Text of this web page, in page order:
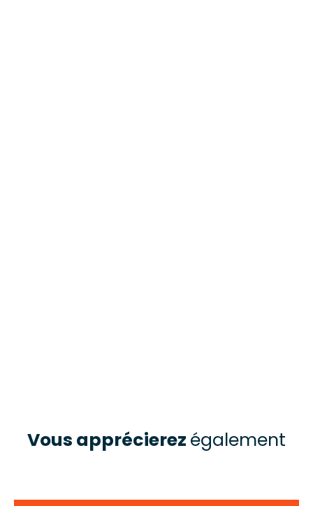
Vous apprécierez également